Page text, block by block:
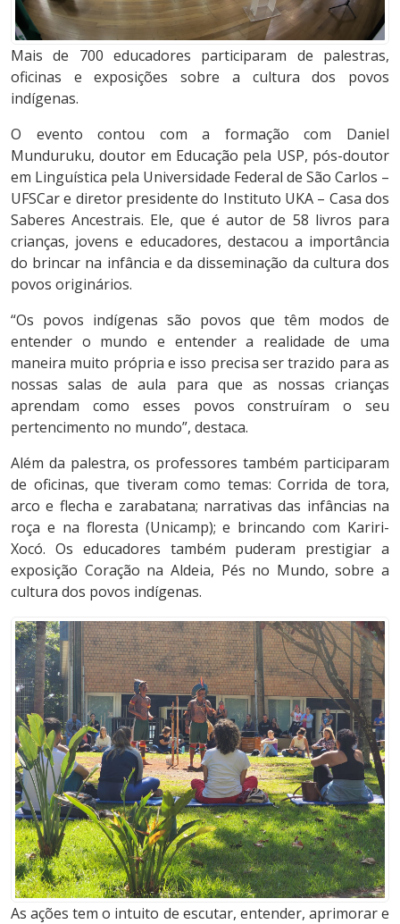
Mais de 700 educadores participaram de palestras,
oficinas e exposições sobre a cultura dos povos
indígenas.
O evento contou com a formação com Daniel
Munduruku, doutor em Educação pela USP, pós-doutor
em Linguística pela Universidade Federal de São Carlos –
UFSCar e diretor presidente do Instituto UKA – Casa dos
Saberes Ancestrais. Ele, que é autor de 58 livros para
crianças, jovens e educadores, destacou a importância
do brincar na infância e da disseminação da cultura dos
povos originários.
“Os povos indígenas são povos que têm modos de
entender o mundo e entender a realidade de uma
maneira muito própria e isso precisa ser trazido para as
nossas salas de aula para que as nossas crianças
aprendam como esses povos construíram o seu
pertencimento no mundo”, destaca.
Além da palestra, os professores também participaram
de oficinas, que tiveram como temas: Corrida de tora,
arco e flecha e zarabatana; narrativas das infâncias na
roça e na floresta (Unicamp); e brincando com Kariri-
Xocó. Os educadores também puderam prestigiar a
exposição Coração na Aldeia, Pés no Mundo, sobre a
cultura dos povos indígenas.
As ações tem o intuito de escutar, entender, aprimorar e